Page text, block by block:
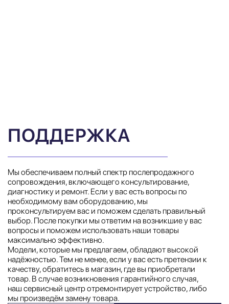
ПОДДЕРЖКА
Мы обеспечиваем полный спектр послепродажного
сопровождения, включающего консультирование,
диагностику и ремонт. Если у вас есть вопросы по
необходимому вам оборудованию, мы
проконсультируем вас и поможем сделать правильный
выбор. После покупки мы ответим на возникшие у вас
вопросы и поможем использовать наши товары
максимально эффективно.
Модели, которые мы предлагаем, обладают высокой
надёжностью. Тем не менее, если у вас есть претензии к
качеству, обратитесь в магазин, где вы приобретали
товар. В случае возникновения гарантийного случая,
наш сервисный центр отремонтирует устройство, либо
мы произведём замену товара.